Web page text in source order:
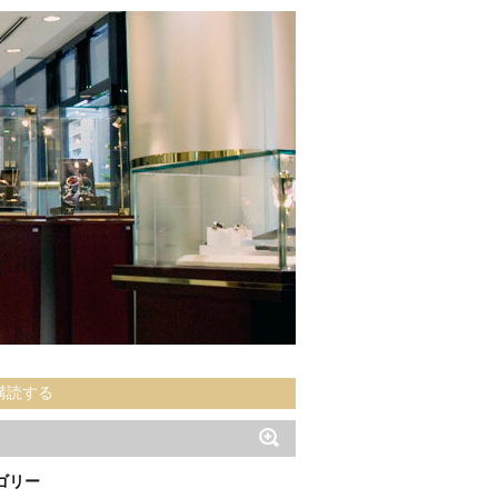
する
リー